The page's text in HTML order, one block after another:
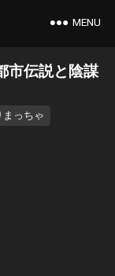
MENU
市伝説と陰謀
まっちゃ